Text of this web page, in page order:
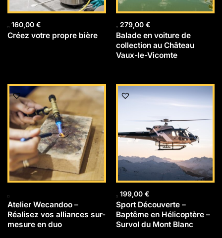
160,00 €
Créez votre propre bière
279,00 €
Balade en voiture de
collection au Château
Vaux-le-Vicomte
Atelier Wecandoo –
Réalisez vos alliances sur-
mesure en duo
199,00 €
Sport Découverte –
Baptême en Hélicoptère –
Survol du Mont Blanc